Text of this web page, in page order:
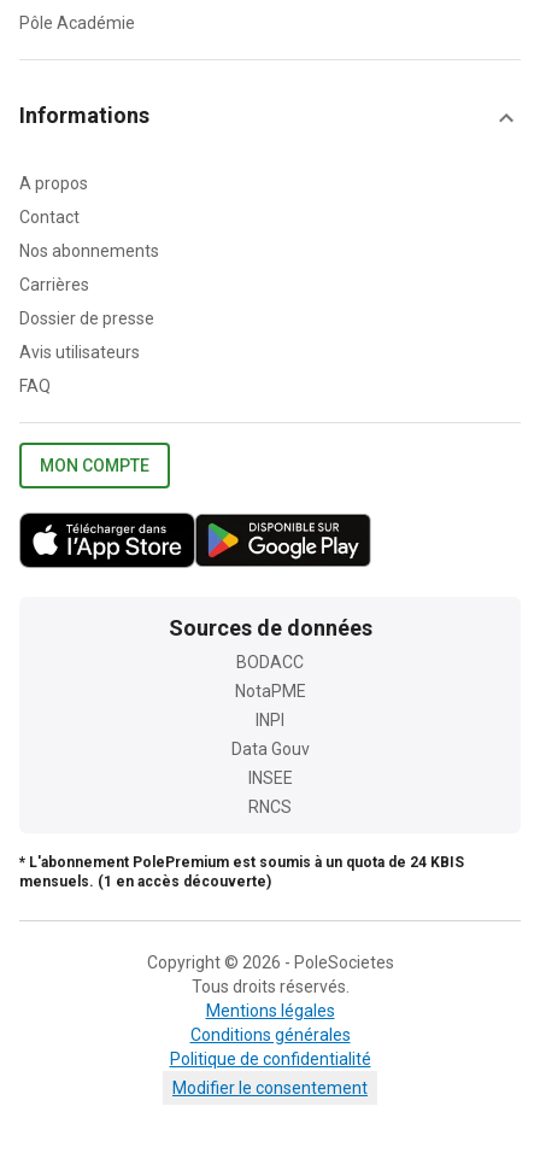
Pôle Académie
Informations
A propos
Contact
Nos abonnements
Carrières
Dossier de presse
Avis utilisateurs
FAQ
MON COMPTE
Sources de données
BODACC
NotaPME
INPI
Data Gouv
INSEE
RNCS
* L'abonnement PolePremium est soumis à un quota de 24 KBIS
mensuels. (1 en accès découverte)
Copyright © 2026 - PoleSocietes
Tous droits réservés.
Mentions légales
Conditions générales
Politique de confidentialité
Modifier le consentement